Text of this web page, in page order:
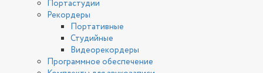
Портастудии
Рекордеры
Портативные
Студийные
Видеорекордеры
Программное обеспечение